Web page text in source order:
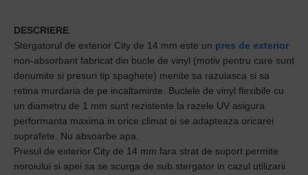
DESCRIERE
Stergatorul de exterior City de 14 mm este un pres de exterior
non-absorbant fabricat din bucle de vinyl (motiv pentru care sunt
denumite si presuri tip spaghete) menite sa razuiasca si sa
retina murdaria de pe incaltaminte. Buclele de vinyl flexibile cu
un diametru de 1 mm sunt rezistente la razele UV asigura
performanta maxima in orice climat si se adapteaza oricarei
suprafete. Nu absoarbe apa.
Presul de exterior City de 14 mm fara strat de suport permite
noroiului si apei sa se scurga de sub stergator in cazul utilizarii